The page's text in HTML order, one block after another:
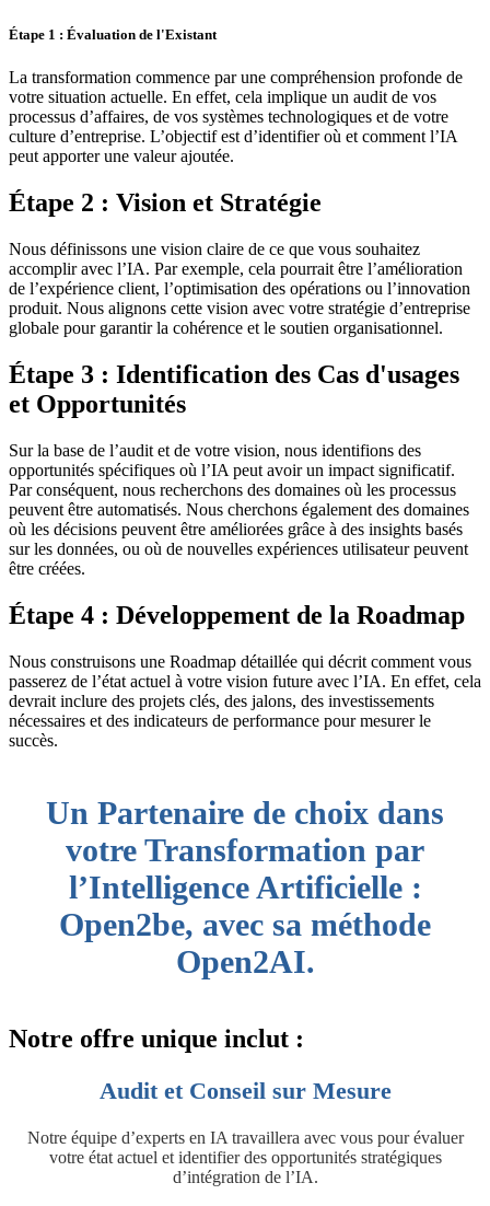
Étape 1 : Évaluation de l'Existant
La transformation commence par une compréhension profonde de
votre situation actuelle. En effet, cela implique un audit de vos
processus d’affaires, de vos systèmes technologiques et de votre
culture d’entreprise. L’objectif est d’identifier où et comment l’IA
peut apporter une valeur ajoutée.
Étape 2 : Vision et Stratégie
Nous définissons une vision claire de ce que vous souhaitez
accomplir avec l’IA. Par exemple, cela pourrait être l’amélioration
de l’expérience client, l’optimisation des opérations ou l’innovation
produit. Nous alignons cette vision avec votre stratégie d’entreprise
globale pour garantir la cohérence et le soutien organisationnel.
Étape 3 : Identification des Cas d'usages
et Opportunités
Sur la base de l’audit et de votre vision, nous identifions des
opportunités spécifiques où l’IA peut avoir un impact significatif.
Par conséquent, nous recherchons des domaines où les processus
peuvent être automatisés. Nous cherchons également des domaines
où les décisions peuvent être améliorées grâce à des insights basés
sur les données, ou où de nouvelles expériences utilisateur peuvent
être créées.
Étape 4 : Développement de la Roadmap
Nous construisons une Roadmap détaillée qui décrit comment vous
passerez de l’état actuel à votre vision future avec l’IA. En effet, cela
devrait inclure des projets clés, des jalons, des investissements
nécessaires et des indicateurs de performance pour mesurer le
succès.
Un Partenaire de choix dans
votre Transformation par
l’Intelligence Artificielle :
Open2be, avec sa méthode
Open2AI.
Notre offre unique inclut :
Audit et Conseil sur Mesure
Notre équipe d’experts en IA travaillera avec vous pour évaluer
votre état actuel et identifier des opportunités stratégiques
d’intégration de l’IA.